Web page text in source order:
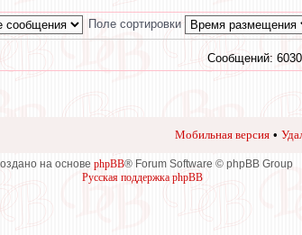
Поле сортировки
Сообщений: 6030
Мобильная версия •
на основе phpBB® Forum Software © phpBB Group
Русская поддержка phpBB